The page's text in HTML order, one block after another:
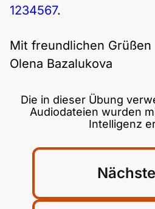
1234567.
Mit freundlichen Grüßen
Olena Bazalukova
Nächste
Die in dieser Übung
Audiodateien wurden
Intelligenz